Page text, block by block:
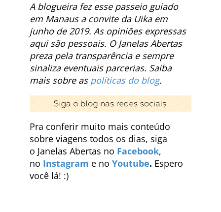
A blogueira fez esse passeio guiado
em Manaus a convite da Uika em
junho de 2019. As opiniões expressas
aqui são pessoais. O Janelas Abertas
preza pela transparência e sempre
sinaliza eventuais parcerias. Saiba
mais sobre as políticas do blog.
Pra conferir muito mais conteúdo
sobre viagens todos os dias, siga
o Janelas Abertas no Facebook,
no Instagram e no Youtube. Espero
você lá! :)